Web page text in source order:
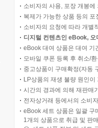
소비자의 사용, 포장 개봉
복제가 가능한 상품 등의
소비자의 요청에 따라 개별
디지털 컨텐츠인 eBook,
eBook 대여 상품은 대여 기
모바일 쿠폰 등록 후 취소/
중고상품이 구매확정(자동
LP상품의 재생 불량 원인
시간의 경과에 의해 재판매
전자상거래 등에서의 소비
eBook 세트 상품은 일괄 구
1개의 상품으로 취급 및 판